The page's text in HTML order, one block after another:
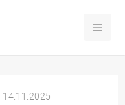
14.11.2025